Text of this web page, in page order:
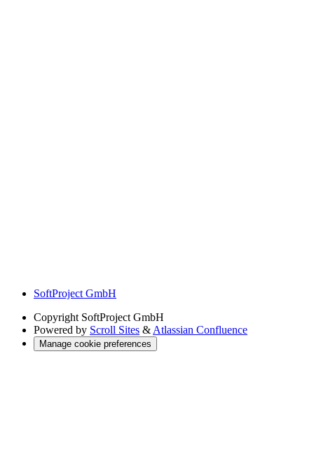
SoftProject GmbH
Copyright SoftProject GmbH
Powered by Scroll Sites & Atlassian Confluence
Manage cookie preferences